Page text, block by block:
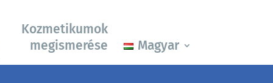
Kozmetikumok
megismerése
Magyar